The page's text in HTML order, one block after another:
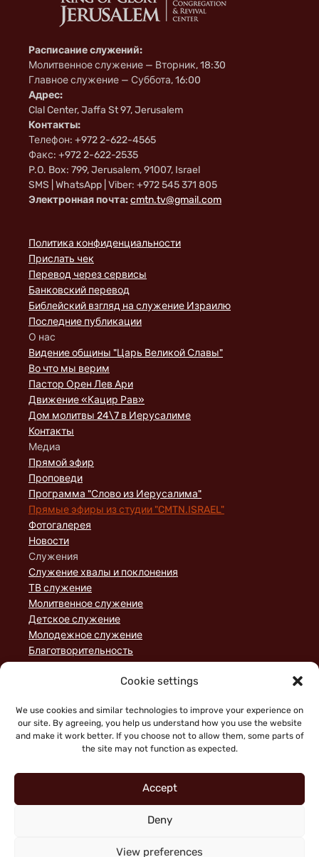
Cookie settings
We use cookies and similar technologies to improve your experience on
our site. By agreeing, you help us understand how you use the website
and make it work better. If you choose not to allow them, some parts of
the site may not function as expected.
Accept
Deny
View preferences
Расписание служений:
Молитвенное служение — Вторник, 18:30
Главное служение — Суббота, 16:00
Адрес:
Clal Center, Jaffa St 97, Jerusalem
Контакты:
Телефон: +972 2-622-4565
Факс: +972 2-622-2535
P.O. Box: 799, Jerusalem, 91007, Israel
SMS | WhatsApp | Viber: +972 545 371 805
Электронная почта:cmtn.tv@gmail.com
Политика конфиденциальности
Прислать чек
Перевод через сервисы
Банковский перевод
Библейский взгляд на служение Израилю
Последние публикации
О нас
Видение общины "Царь Великой Славы"
Во что мы верим
Пастор Орен Лев Ари
Движение «Кацир Рав»
Дом молитвы 24\7 в Иерусалиме
Контакты
Медиа
Прямой эфир
Проповеди
Программа "Слово из Иерусалима"
Прямые эфиры из студии "CMTN.ISRAEL"
Фотогалерея
Новости
Служения
Служение хвалы и поклонения
ТВ служение
Молитвенное служение
Детское служение
Молодежное служение
Благотворительность
Служение порядка
Статьи
"Faith working through love" (Galatians 5:6)
Политика конфиденциальности